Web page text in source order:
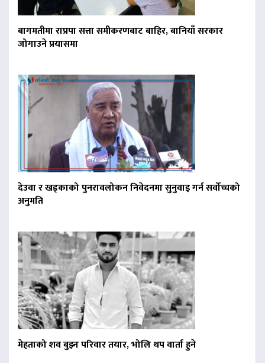
बागमतीमा राप्रपा सत्ता समीकरणबाट बाहिर, बानियाँ सरकार
जोगाउने प्रयासमा
देउवा र खड्काको पुनरावलोकन निवेदनमा सुनुवाइ गर्न सर्वोच्चको
अनुमति
मेहताको शव बुझ्न परिवार तयार, भोलि थप वार्ता हुने